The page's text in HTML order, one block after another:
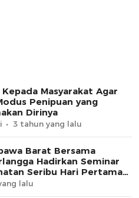
Masyarakat Agar
Penipuan yang
Dirinya
3 tahun yang lalu
Barat Bersama
Hadirkan Seminar
Seribu Hari Pertama
lalu